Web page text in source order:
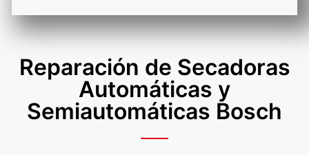
Reparación de Secadoras
Automáticas y
Semiautomáticas Bosch